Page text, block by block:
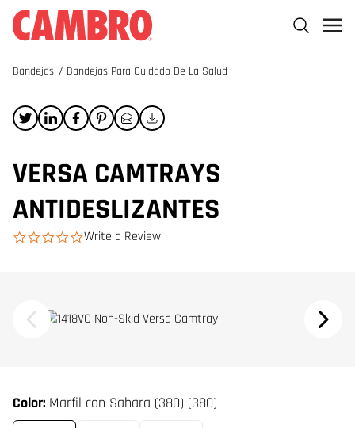
Bandejas / Bandejas Para Cuidado De La Salud
VERSA CAMTRAYS
ANTIDESLIZANTES
0.0 star rating
Write a Review
Color: Marfil con Sahara (380) (380)